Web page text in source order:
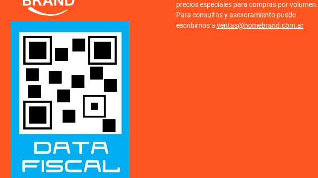
precios especiales para compras por volumen.
Para consultas y asesoramiento puede
escribirnos a ventas@homebrand.com.ar